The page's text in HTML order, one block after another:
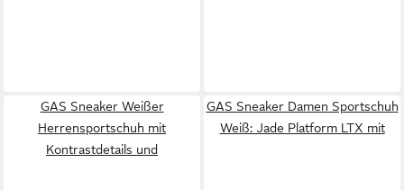
GAS Sneaker Weißer
Herrensportschuh mit
Kontrastdetails und
GAS Sneaker Damen Sportschuh
Weiß: Jade Platform LTX mit